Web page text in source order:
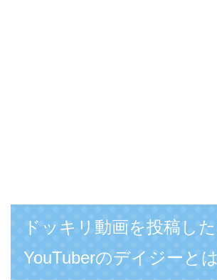
ドッキリ動画を投稿し
YouTuberのデイジーとは